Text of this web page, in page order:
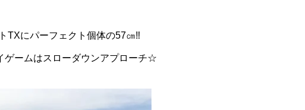
TXにパーフェクト個体の57㎝‼︎
ゲームはスローダウンアプローチ☆